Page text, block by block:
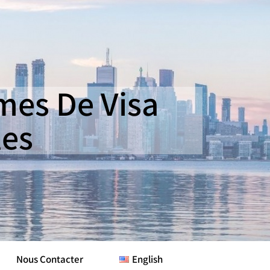
De Visa
Nous Contacter English